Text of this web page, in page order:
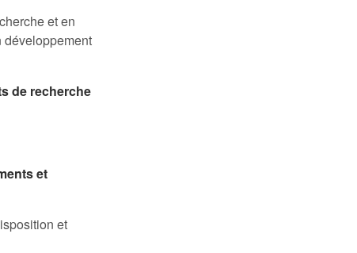
et en
développement
de recherche
et
et